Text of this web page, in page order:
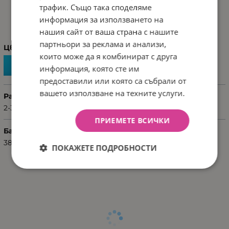
ХАРАКТЕРИСТИКИ
Цвят
Размер
2-3 години
Баркод (ISBN, UPC, др.)
3801110020684
трафик. Също така споделяме
информация за използването на
нашия сайт от ваша страна с нашите
партньори за реклама и анализи,
които може да я комбинират с друга
информация, която сте им
предоставили или която са събрали от
вашето използване на техните услуги.
ПРИЕМЕТЕ ВСИЧКИ
ПОКАЖЕТЕ ПОДРОБНОСТИ